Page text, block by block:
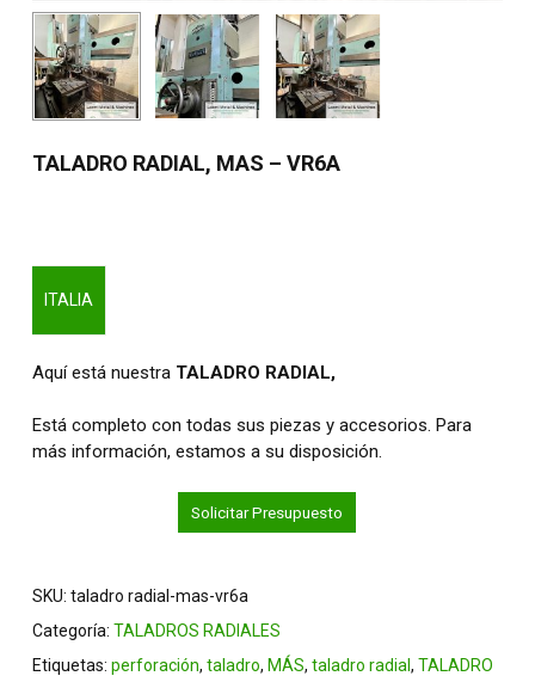
TALADRO RADIAL, MAS – VR6A
ITALIA
Aquí está nuestra TALADRO RADIAL,
Está completo con todas sus piezas y accesorios. Para
más información, estamos a su disposición.
Solicitar Presupuesto
SKU: taladro radial-mas-vr6a
Categoría: TALADROS RADIALES
Etiquetas: perforación, taladro, MÁS, taladro radial , TALADRO